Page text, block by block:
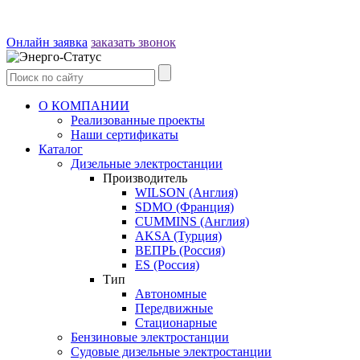
Онлайн заявка заказать звонок
О КОМПАНИИ
Реализованные проекты
Наши сертификаты
Каталог
Дизельные электростанции
Производитель
WILSON (Англия)
SDMO (Франция)
CUMMINS (Англия)
AKSA (Турция)
ВЕПРЬ (Россия)
ES (Россия)
Тип
Автономные
Передвижные
Стационарные
Бензиновые электростанции
Судовые дизельные электростанции